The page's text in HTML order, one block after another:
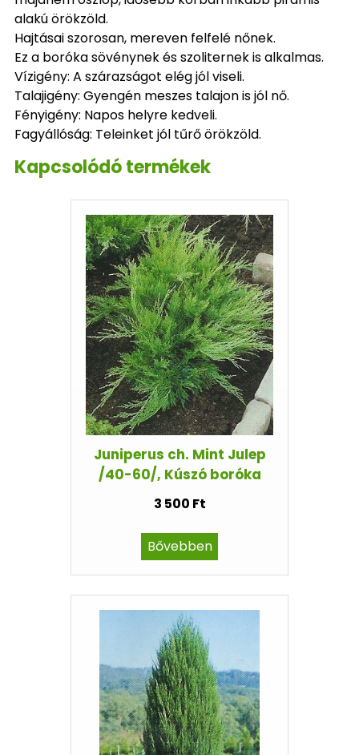
alakú örökzöld.
Hajtásai szorosan, mereven felfelé nőnek.
Ez a boróka sövénynek és szoliternek is alkalmas.
Vízigény: A szárazságot elég jól viseli.
Talajigény: Gyengén meszes talajon is jól nő.
Fényigény: Napos helyre kedveli.
Fagyállóság: Teleinket jól tűrő örökzöld.
Kapcsolódó termékek
Juniperus ch. Mint Julep
/40-60/, Kúszó boróka
3 500 Ft
Bővebben